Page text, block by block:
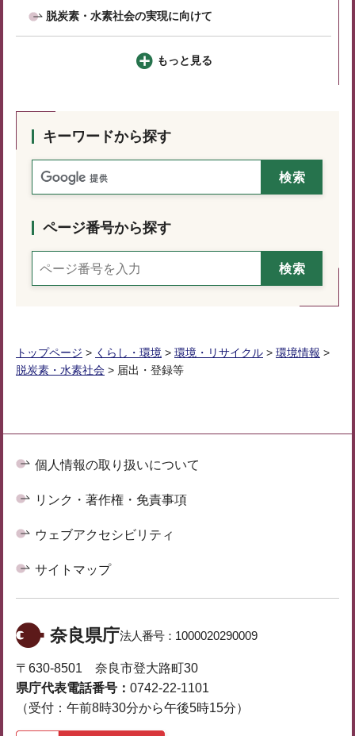
脱炭素・水素社会の実現に向けて
もっと見る
キーワードから探す
ページ番号から探す
トップページ > くらし・環境 > 環境・リサイクル > 環境情報 >
脱炭素・水素社会 > 届出・登録等
個人情報の取り扱いについて
リンク・著作権・免責事項
ウェブアクセシビリティ
サイトマップ
奈良県庁法人番号： 1000020290009
〒630-8501 奈良市登大路町30
県庁代表電話番号： 0742-22-1101
（受付：午前8時30分から午後5時15分）